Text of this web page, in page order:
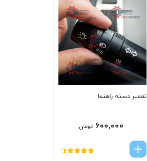
تعمیر دسته راهنما
۶۰۰,۰۰۰ تومان